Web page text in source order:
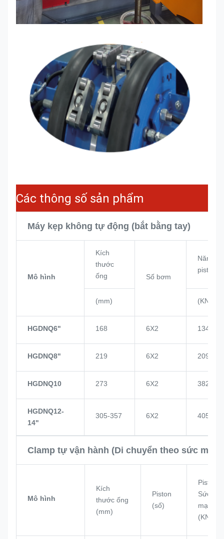
Các thông số sản phẩm
Máy kẹp không tự động (bắt bằng tay)
Mô hình
Kích
thước
ống
Số bơm
Năng
piston
(mm) (KN)
HGDNQ6" 168 6X2 134
HGDNQ8" 219 6X2 209
HGDNQ10 273 6X2 382
HGDNQ12-
14"
305-357 6X2 405
Clamp tự vận hành (Di chuyển theo sức
Mô hình
Kích
thước ống
(mm)
Piston
(số)
Piston
Sức
mạnh
(KN)